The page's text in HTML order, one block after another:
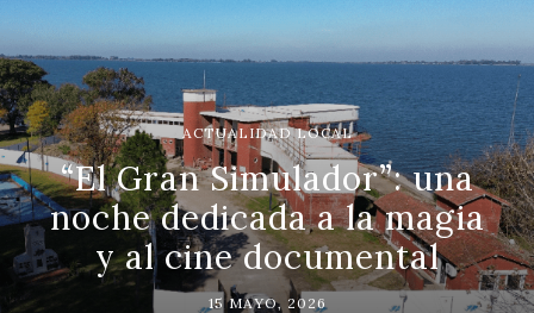
ACTUALIDAD LOCAL
“El Gran Simulador”: una
noche dedicada a la magia
y al cine documental
15 MAYO, 2026